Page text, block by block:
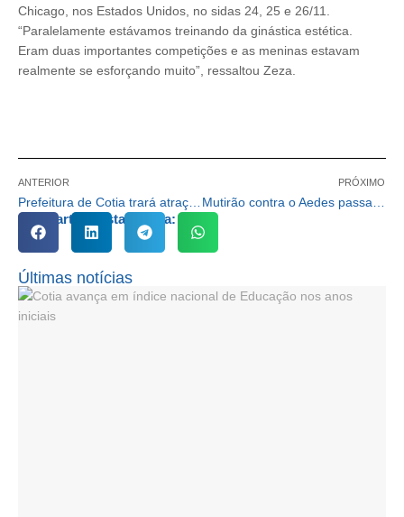
Chicago, nos Estados Unidos, no sidas 24, 25 e 26/11.
“Paralelamente estávamos treinando da ginástica estética.
Eram duas importantes competições e as meninas estavam
realmente se esforçando muito”, ressaltou Zeza.
ANTERIOR PRÓXIMO
Compartilhe esta notícia:
Últimas notícias